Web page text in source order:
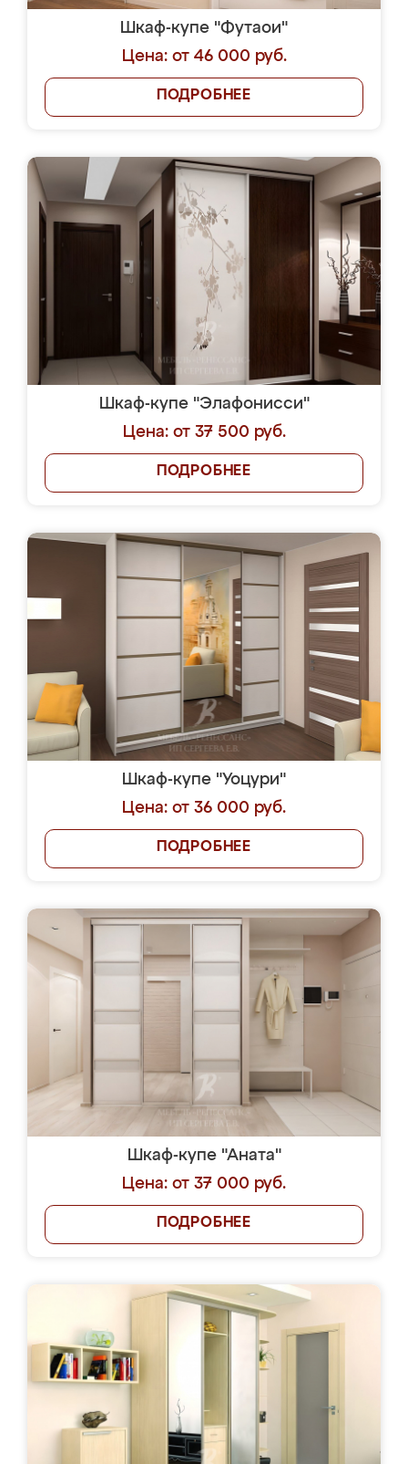
Шкаф-купе "Футаои"
Цена: от 46 000 руб.
ПОДРОБНЕЕ
Шкаф-купе "Элафонисси"
Цена: от 37 500 руб.
ПОДРОБНЕЕ
Шкаф-купе "Уоцури"
Цена: от 36 000 руб.
ПОДРОБНЕЕ
Шкаф-купе "Аната"
Цена: от 37 000 руб.
ПОДРОБНЕЕ